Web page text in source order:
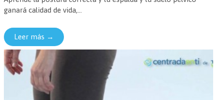
ganará calidad de vida,...
Leer más →